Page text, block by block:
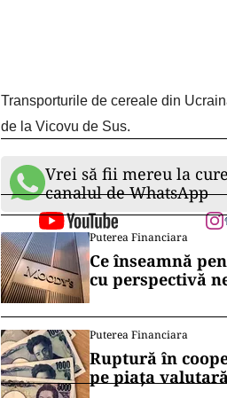
Transporturile de cereale din
de la Vicovu de Sus.
Vrei să fii mereu la
canalul de WhatsApp
Puterea Financiara
Ce înseamnă
cu perspectivă
Puterea Financiara
Ruptură în
pe piața